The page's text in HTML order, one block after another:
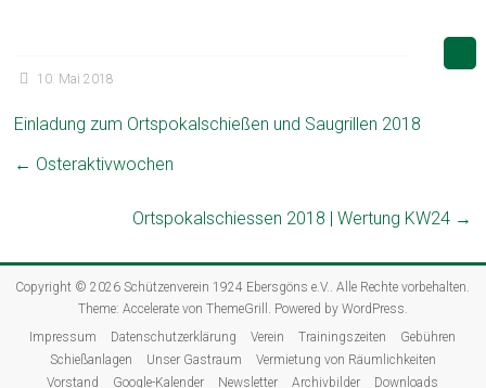
10. Mai 2018
Einladung zum Ortspokalschießen und Saugrillen 2018
← Osteraktivwochen
Ortspokalschiessen 2018 | Wertung KW24 →
Copyright © 2026Schützenverein 1924 Ebersgöns e.V.. Alle Rechte vorbehalten.
Theme: Acceleratevon ThemeGrill. Powered by WordPress.
Impressum
Datenschutzerklärung Verein Trainingszeiten
Gebühren
Schießanlagen
Unser Gastraum
Vermietung von Räumlichkeiten
Vorstand
Google-Kalender Newsletter Archivbilder Downloads